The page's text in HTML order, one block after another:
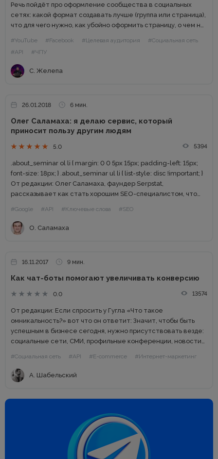
Речь пойдёт про оформление сообщества в социальных
сетях: какой формат создавать лучше (группа или страница),
что для чего нужно, как убойно оформить страницу, о чем не
#YouTube #Facebook #Целевая аудитория
#Социальная сеть
#API
#ЧПУ
С. Желепа
26.01.2018 6 мин.
Олег Саламаха: я делаю сервис, который
приносит пользу другим людям
5.0 5394
.about_seminar ol li { margin: 0 0 5px 15px; padding-left: 15px;
font-size: 18px; } .about_seminar ul li { list-style: disc !important; }
От редакции: Олег Саламаха, фаундер Serpstat,
рассказывает как стать хорошим SEO-специалистом, что
#Google #API #Ключевые слова #SEO
О. Саламаха
16.11.2017 9 мин.
Как чат-боты помогают увеличивать конверсию
0.0 13574
От редакции: Если спросить у Гугла «Что такое
омникальность?» вот что он ответит: Значит, чтобы быть
успешным в бизнесе сегодня, нужно присутствовать везде:
социальные сети, СМИ, профильные конференции, новости
репост — называется...
#Социальная сеть #API #E-commerce #Интернет-маркетинг
А. Шабельский